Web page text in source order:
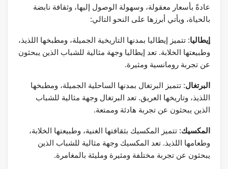
عادةً بأسعار معقولة، وسهولة الوصول إليها، وثقافة نابضة
بالحياة، ويأتي أبرزها على النحو التالي:
إيطاليا: تتميز إيطاليا بمدنها التاريخية الجميلة، ومطبخها اللذيذ،
وطبيعتها الخلابة. تعد إيطاليا وجهة مثالية للشباب الذين يبحثون
عن تجربة رومانسية ومثيرة.
البرتغال: تتميز البرتغال بمدنها الساحلية الجميلة، ومطبخها
اللذيذ، وتاريخها العريق. تعد البرتغال وجهة مثالية للشباب
الذين يبحثون عن تجربة هادئة وممتعة.
المكسيك: تتميز المكسيك بثقافتها الغنية، وطبيعتها الخلابة،
وطعامها اللذيذ. تعد المكسيك وجهة مثالية للشباب الذين
يبحثون عن تجربة مختلفة ومثيرة ومليئة بالمغامرة.